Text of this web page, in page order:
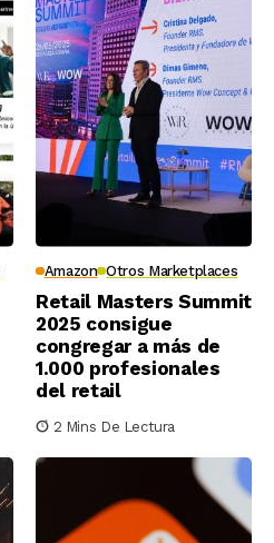
Amazon Otros Marketplaces
Retail Masters Summit
2025 consigue
congregar a más de
1.000 profesionales
del retail
2 Mins De Lectura